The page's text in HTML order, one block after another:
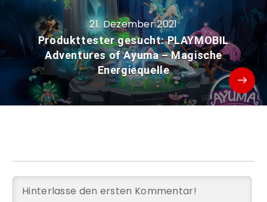
21. Dezember 2021
Produkttester gesucht: PLAYMOBIL
Adventures of Ayuma – Magische
Energiequelle